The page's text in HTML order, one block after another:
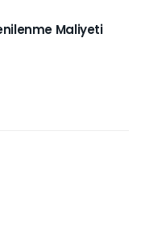
Maliyeti